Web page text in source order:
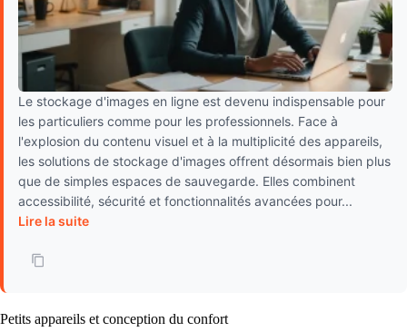
Le stockage d'images en ligne est devenu indispensable pour
les particuliers comme pour les professionnels. Face à
l'explosion du contenu visuel et à la multiplicité des appareils,
les solutions de stockage d'images offrent désormais bien plus
que de simples espaces de sauvegarde. Elles combinent
accessibilité, sécurité et fonctionnalités avancées pour...
Lire la suite
Petits appareils et conception du confort